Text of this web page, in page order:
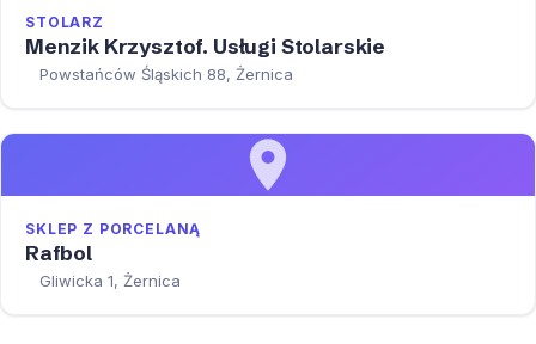
STOLARZ
Menzik Krzysztof. Usługi Stolarskie
Powstańców Śląskich 88, Żernica
SKLEP Z PORCELANĄ
Rafbol
Gliwicka 1, Żernica